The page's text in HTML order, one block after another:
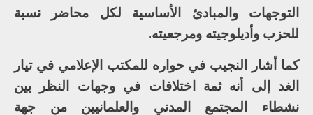
التوجهات والمبادئ الأساسية لكل محاضر نسبة
للحزب وأديلوجيته ومرجعيته.
كما أشار النجيب في حواره للمكتب الإعلامي في تيار
الغد إلى أنه ثمة اختلافات في وجهات النظر بين
نشطاء المجتمع المدني والعلمانيين من جهة